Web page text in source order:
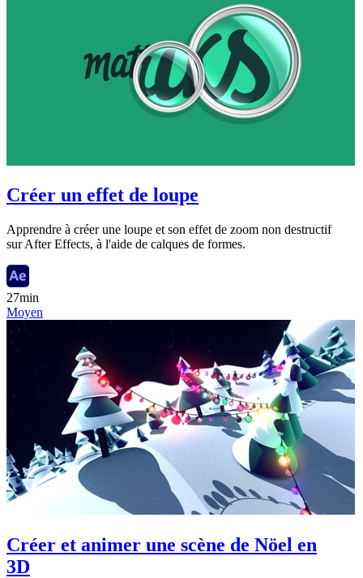
Créer un effet de loupe
Apprendre à créer une loupe et son effet de zoom non destructif
sur After Effects, à l'aide de calques de formes.
27min
Moyen
Créer et animer une scène de Nöel en
3D